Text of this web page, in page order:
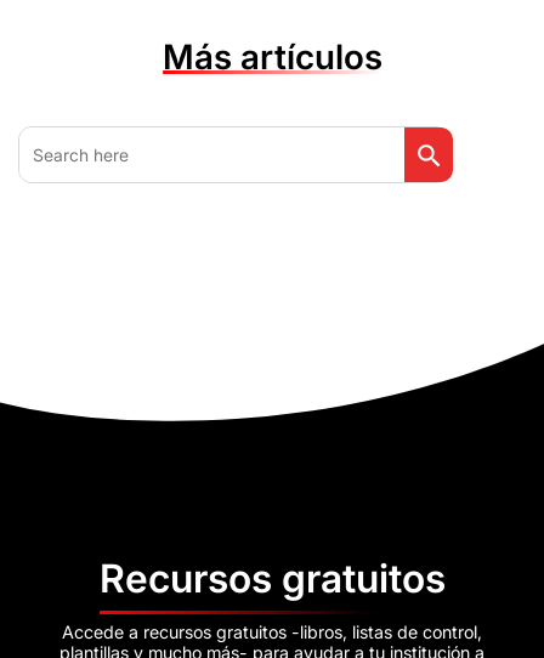
Más artículos
Buscar: Botón de
Recursos gratuitos
Accede a recursos gratuitos -libros, listas de control,
plantillas y mucho más- para ayudar a tu institución a